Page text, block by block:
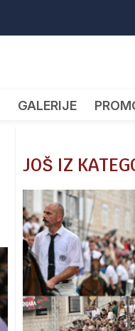
GALERIJE
JOŠ IZ